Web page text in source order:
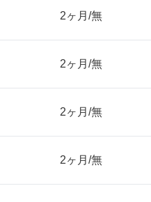
2ヶ月/無
2ヶ月/無
2ヶ月/無
2ヶ月/無